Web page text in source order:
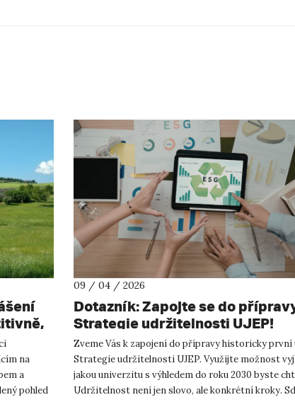
na
a
pohled
09 / 04 / 2026
Dotazník: Zapojte se do
Strategie udržitelnosti UJEP!
Zveme Vás k zapojení do přípravy historicky
Strategie udržitelnosti UJEP. Využijte možnost
jakou univerzitu s výhledem do roku 2030 byste
Udržitelnost není jen slovo, ale konkrétní kroky.